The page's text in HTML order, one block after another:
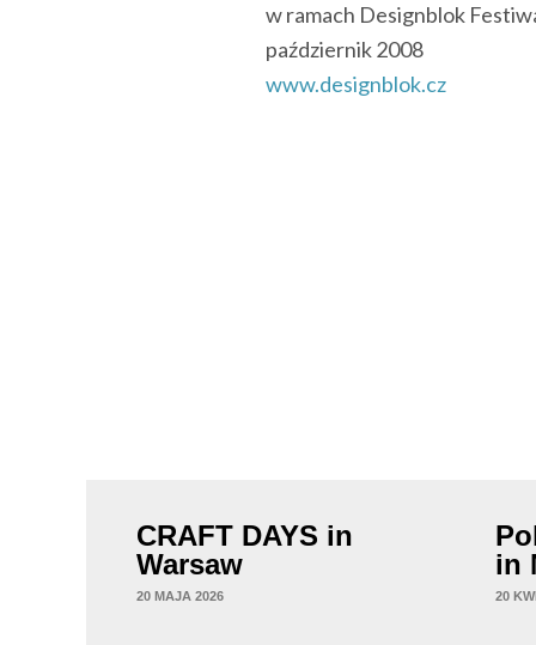
w ramach Designblok
październik 2008
www.designblok.cz
CRAFT DAYS in
Warsaw
20 MAJA 2026
in
20